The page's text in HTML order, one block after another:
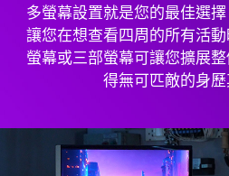
多螢幕設置就是您的最佳選
讓您在想查看四周的所有活
螢幕或三部螢幕可讓您擴展
得無可匹敵的身歷